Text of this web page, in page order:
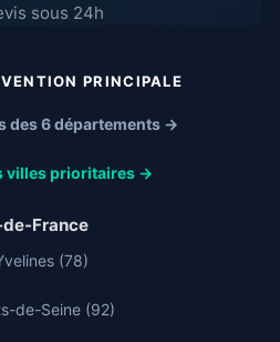
sous 24h
PRINCIPALE
des 6 départements →
villes prioritaires →
France
(78)
de-Seine (92)